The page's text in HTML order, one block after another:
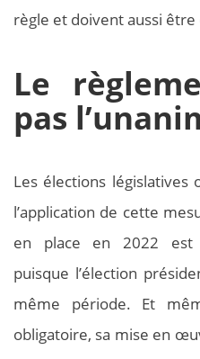
règle et doivent aussi
Le
pas
Les élections
l’application de cette
en place en 2022 est
puisque l’élection
même période. Et
obligatoire, sa mise en